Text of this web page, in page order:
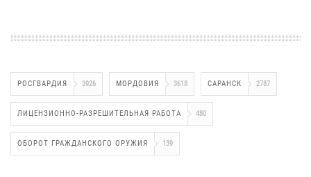
РОСГВАРДИЯ 3926 МОРДОВИЯ 3618 САРАНСК 2787
ЛИЦЕНЗИОННО-РАЗРЕШИТЕЛЬНАЯ РАБОТА 480
ОБОРОТ ГРАЖДАНСКОГО ОРУЖИЯ 139